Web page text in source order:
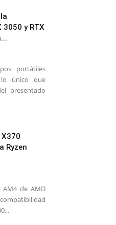
3050 y RTX
portátiles
único que
presentado
Ryzen
AM4 de AMD